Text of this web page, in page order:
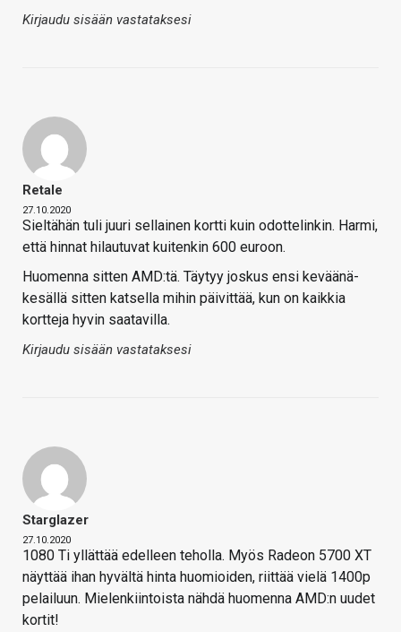
Kirjaudu sisään vastataksesi
Retale
27.10.2020
Sieltähän tuli juuri sellainen kortti kuin odottelinkin. Harmi,
että hinnat hilautuvat kuitenkin 600 euroon.
Huomenna sitten AMD:tä. Täytyy joskus ensi keväänä-
kesällä sitten katsella mihin päivittää, kun on kaikkia
kortteja hyvin saatavilla.
Kirjaudu sisään vastataksesi
Starglazer
27.10.2020
1080 Ti yllättää edelleen teholla. Myös Radeon 5700 XT
näyttää ihan hyvältä hinta huomioiden, riittää vielä 1400p
pelailuun. Mielenkiintoista nähdä huomenna AMD:n uudet
kortit!